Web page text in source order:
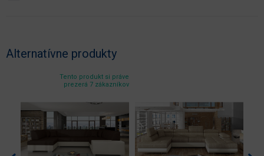
Alternatívne produkty
Tento produkt si práve
prezerá 7 zákazníkov